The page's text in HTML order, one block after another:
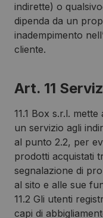
indirette) o
dipenda da un
inadempimento
cliente.
Art. 11
11.1 Box s.r.l.
un servizio agli
al punto 2.2, per
prodotti acquistati
segnalazione di
al sito e alle sue
11.2 Gli utenti
capi di